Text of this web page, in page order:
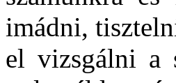
imádni,
el vizsgálni a